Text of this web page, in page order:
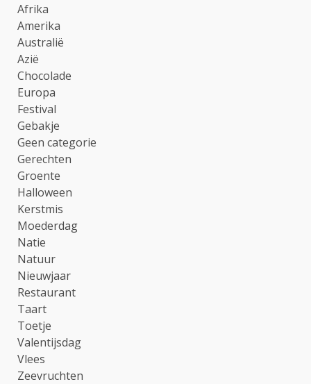
Afrika
Amerika
Australië
Azië
Chocolade
Europa
Festival
Gebakje
Geen categorie
Gerechten
Groente
Halloween
Kerstmis
Moederdag
Natie
Natuur
Nieuwjaar
Restaurant
Taart
Toetje
Valentijsdag
Vlees
Zeevruchten